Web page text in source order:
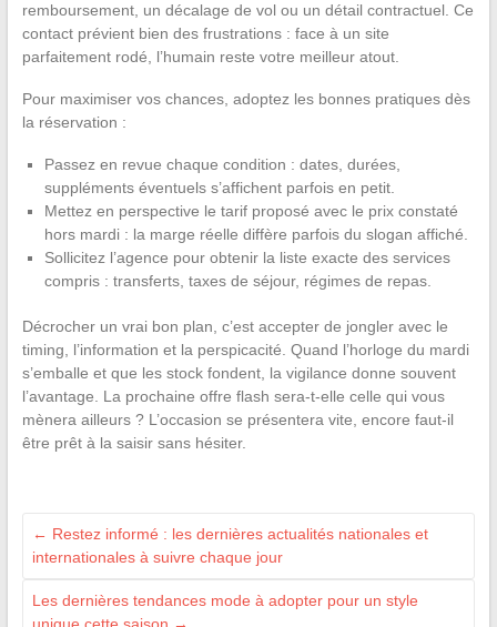
remboursement, un décalage de vol ou un détail contractuel. Ce
contact prévient bien des frustrations : face à un site
parfaitement rodé, l’humain reste votre meilleur atout.
Pour maximiser vos chances, adoptez les bonnes pratiques dès
la réservation :
Passez en revue chaque condition : dates, durées,
suppléments éventuels s’affichent parfois en petit.
Mettez en perspective le tarif proposé avec le prix constaté
hors mardi : la marge réelle diffère parfois du slogan affiché.
Sollicitez l’agence pour obtenir la liste exacte des services
compris : transferts, taxes de séjour, régimes de repas.
Décrocher un vrai bon plan, c’est accepter de jongler avec le
timing, l’information et la perspicacité. Quand l’horloge du mardi
s’emballe et que les stock fondent, la vigilance donne souvent
l’avantage. La prochaine offre flash sera-t-elle celle qui vous
mènera ailleurs ? L’occasion se présentera vite, encore faut-il
être prêt à la saisir sans hésiter.
← Restez informé : les dernières actualités nationales et
internationales à suivre chaque jour
Les dernières tendances mode à adopter pour un style